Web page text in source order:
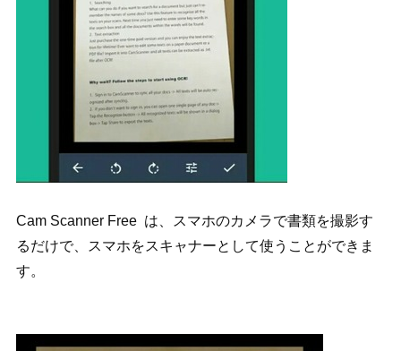
Cam Scanner Free は、スマホのカメラで書類を撮影す
るだけで、スマホをスキャナーとして使うことができま
す。